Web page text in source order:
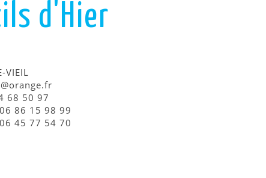
d'Hier
VIEIL
68 50 97
86 15 98 99
45 77 54 70